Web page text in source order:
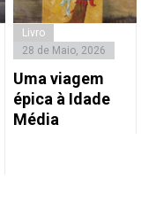
Livro
28 de Maio, 2026
Uma viagem
épica à Idade
Média